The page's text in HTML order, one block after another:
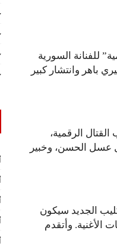
للفنانة السورية
باهر وانتشار كبير
الرقمية،
عسل الحسن، وخبير
الجديد سيكون
وأتقدم